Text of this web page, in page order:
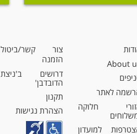
About
לאתר
חלוקה
למועדון
צור קשר/ביטול
הזמנה
דרושים ב'ניצת
הדובדבן'
תקנון
הצהרת נגישות